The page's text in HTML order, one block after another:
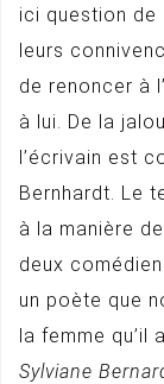
ici question de
leurs
de renoncer à
à lui. De la
l’écrivain est
Bernhardt. Le
à la manière
deux
un poète que
la femme qu’il
Sylviane